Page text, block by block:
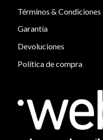
Términos & Condiciones
Garantía
Devoluciones
Política de compra